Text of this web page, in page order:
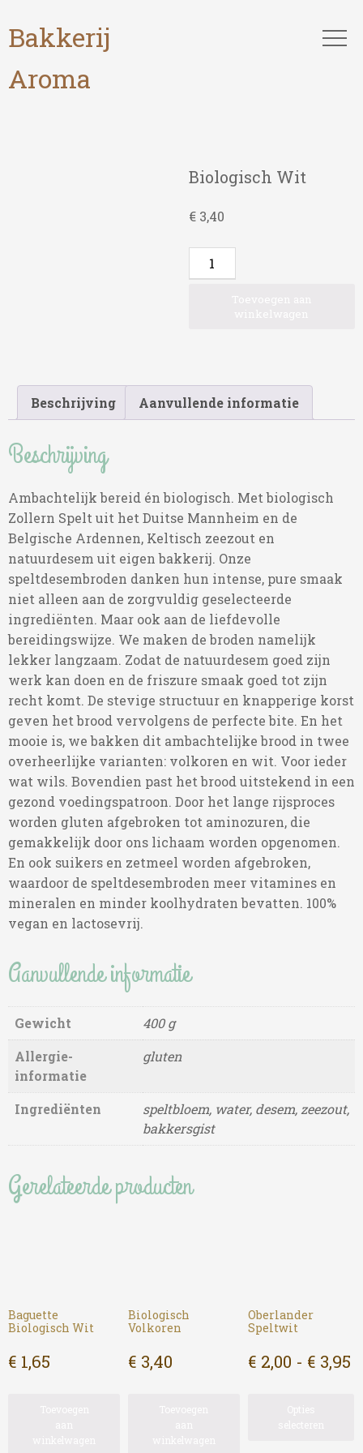
Bakkerij
Aroma
Biologisch Wit
€3,40
Biologisch
Wit
Beschrijving Aanvullende informatie
Beschrijving
Ambachtelijk bereid én biologisch. Met biologisch
Zollern Spelt uit het Duitse Mannheim en de
Belgische Ardennen, Keltisch zeezout en
natuurdesem uit eigen bakkerij. Onze
speltdesembroden danken hun intense, pure smaak
niet alleen aan de zorgvuldig geselecteerde
ingrediënten. Maar ook aan de liefdevolle
bereidingswijze. We maken de broden namelijk
lekker langzaam. Zodat de natuurdesem goed zijn
werk kan doen en de friszure smaak goed tot zijn
recht komt. De stevige structuur en knapperige korst
geven het brood vervolgens de perfecte bite. En het
mooie is, we bakken dit ambachtelijke brood in twee
overheerlijke varianten: volkoren en wit. Voor ieder
wat wils. Bovendien past het brood uitstekend in een
gezond voedingspatroon. Door het lange rijsproces
worden gluten afgebroken tot aminozuren, die
gemakkelijk door ons lichaam worden opgenomen.
En ook suikers en zetmeel worden afgebroken,
waardoor de speltdesembroden meer vitamines en
mineralen en minder koolhydraten bevatten. 100%
vegan en lactosevrij.
Aanvullende informatie
Gewicht
400 g
Allergie-
informatie
gluten
Ingrediënten
speltbloem, water, desem, zeezout,
bakkersgist
Gerelateerde producten
Baguette
Biologisch Wit
€ 1,65
Biologisch
Volkoren
€ 3,40
Oberlander
Speltwit
€ 2,00 - € 3,95